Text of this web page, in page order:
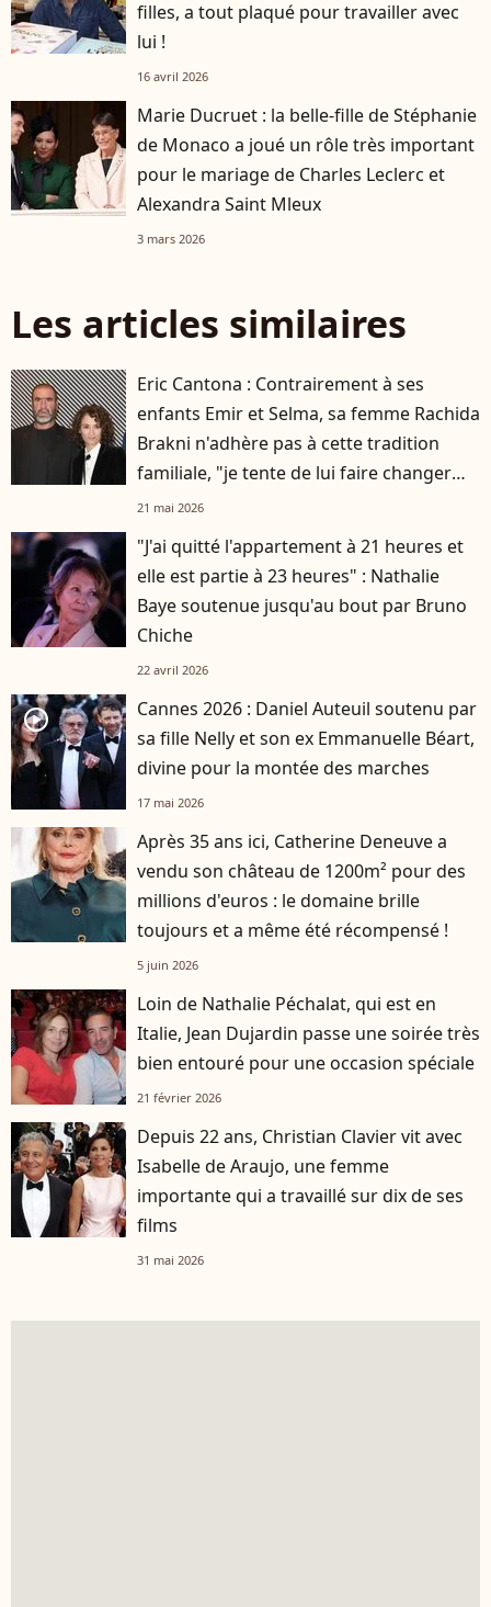
filles, a tout plaqué pour travailler avec
lui !
16 avril 2026
Marie Ducruet : la belle-fille de Stéphanie
de Monaco a joué un rôle très important
pour le mariage de Charles Leclerc et
Alexandra Saint Mleux
3 mars 2026
Les articles similaires
Eric Cantona : Contrairement à ses
enfants Emir et Selma, sa femme Rachida
Brakni n'adhère pas à cette tradition
familiale, "je tente de lui faire changer
d'avis"
21 mai 2026
"J'ai quitté l'appartement à 21 heures et
elle est partie à 23 heures" : Nathalie
Baye soutenue jusqu'au bout par Bruno
Chiche
22 avril 2026
player2
Cannes 2026 : Daniel Auteuil soutenu par
sa fille Nelly et son ex Emmanuelle Béart,
divine pour la montée des marches
17 mai 2026
Après 35 ans ici, Catherine Deneuve a
vendu son château de 1200m² pour des
millions d'euros : le domaine brille
toujours et a même été récompensé !
5 juin 2026
Loin de Nathalie Péchalat, qui est en
Italie, Jean Dujardin passe une soirée très
bien entouré pour une occasion spéciale
21 février 2026
Depuis 22 ans, Christian Clavier vit avec
Isabelle de Araujo, une femme
importante qui a travaillé sur dix de ses
films
31 mai 2026